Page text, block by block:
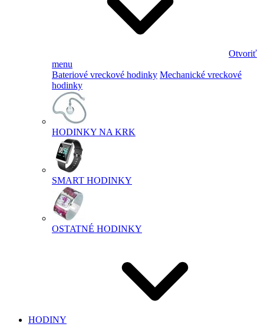
Otvoriť
menu
Bateriové vreckové hodinky Mechanické vreckové
hodinky
HODINKY NA KRK
SMART HODINKY
OSTATNÉ HODINKY
HODINY